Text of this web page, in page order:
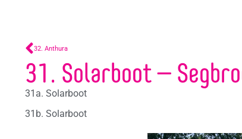
32. Anthura
31. Solarboot –
31a. Solarboot
31b. Solarboot